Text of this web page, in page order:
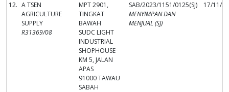
12. A TSEN
AGRICULTURE
SUPPLY
R31369/08
MPT 2901,
TINGKAT
BAWAH
SUDC LIGHT
INDUSTRIAL
SHOPHOUSE
KM 5, JALAN
APAS
91000 TAWAU
SABAH
SAB/2023/1151/0125(SJ)
MENYIMPAN DAN
MENJUAL (SJ)
17/11/